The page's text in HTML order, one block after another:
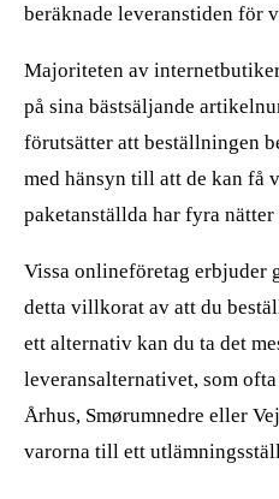
beräknade leveranstiden för
Majoriteten av
på sina bästsäljande
förutsätter att beställningen
med hänsyn till att de kan få
paketanställda har fyra nätter
Vissa onlineföretag erbjuder
detta villkorat av att du
ett alternativ kan du ta det
leveransalternativet, som
Århus, Smørumnedre eller
varorna till ett